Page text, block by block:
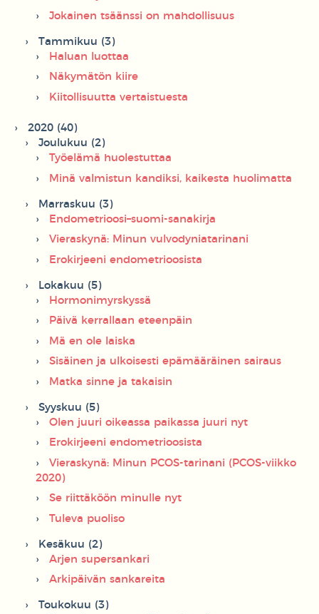
Jokainen tsäänssi on mahdollisuus
Tammikuu (3)
Haluan luottaa
Näkymätön kiire
Kiitollisuutta vertaistuesta
2020 (40)
Joulukuu (2)
Työelämä huolestuttaa
Minä valmistun kandiksi, kaikesta huolimatta
Marraskuu (3)
Endometrioosi–suomi-sanakirja
Vieraskynä: Minun vulvodyniatarinani
Erokirjeeni endometrioosista
Lokakuu (5)
Hormonimyrskyssä
Päivä kerrallaan eteenpäin
Mä en ole laiska
Sisäinen ja ulkoisesti epämääräinen sairaus
Matka sinne ja takaisin
Syyskuu (5)
Olen juuri oikeassa paikassa juuri nyt
Erokirjeeni endometrioosista
Vieraskynä: Minun PCOS-tarinani (PCOS-viikko
2020)
Se riittäköön minulle nyt
Tuleva puoliso
Kesäkuu (2)
Arjen supersankari
Arkipäivän sankareita
Toukokuu (3)